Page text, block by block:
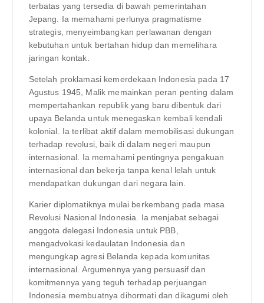
terbatas yang tersedia di bawah pemerintahan
Jepang. Ia memahami perlunya pragmatisme
strategis, menyeimbangkan perlawanan dengan
kebutuhan untuk bertahan hidup dan memelihara
jaringan kontak.
Setelah proklamasi kemerdekaan Indonesia pada 17
Agustus 1945, Malik memainkan peran penting dalam
mempertahankan republik yang baru dibentuk dari
upaya Belanda untuk menegaskan kembali kendali
kolonial. Ia terlibat aktif dalam memobilisasi dukungan
terhadap revolusi, baik di dalam negeri maupun
internasional. Ia memahami pentingnya pengakuan
internasional dan bekerja tanpa kenal lelah untuk
mendapatkan dukungan dari negara lain.
Karier diplomatiknya mulai berkembang pada masa
Revolusi Nasional Indonesia. Ia menjabat sebagai
anggota delegasi Indonesia untuk PBB,
mengadvokasi kedaulatan Indonesia dan
mengungkap agresi Belanda kepada komunitas
internasional. Argumennya yang persuasif dan
komitmennya yang teguh terhadap perjuangan
Indonesia membuatnya dihormati dan dikagumi oleh